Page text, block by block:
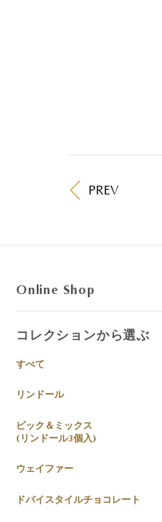
PREV
Online Shop
コレクションから選ぶ
すべて
リンドール
ピック＆ミックス
(リンドール3個入)
ウェイファー
ドバイスタイルチョコレート